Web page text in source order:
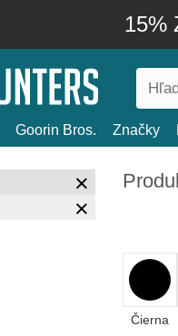
15%
Goorin Bros. Značky
Čierna